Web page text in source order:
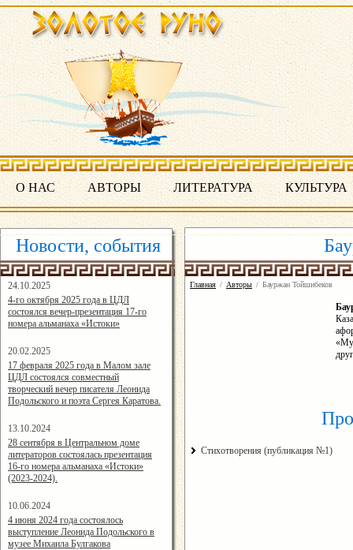
О НАС АВТОРЫ ЛИТЕРАТУРА КУЛЬТУРА
Новости, события
24.10.2025
16:19:07
4-го октября 2025 года в ЦДЛ
состоялся вечер-презентация 17-го
номера альманаха «Истоки»
20.02.2025
14:24:00
17 февраля 2025 года в Малом зале
ЦДЛ состоялся совместный
творческий вечер писателя Леонида
Подольского и поэта Сергея Каратова.
13.10.2024
14:08:11
28 сентября в Центральном доме
литераторов состоялась презентация
16-го номера альманаха «Истоки»
(2023-2024).
10.06.2024
15:02:44
4 июня 2024 года состоялось
выступление Леонида Подольского в
музее Михаила Булгакова
Главная / Авторы / Бауржан Тойшибеков
Стихотворения (публикация №1)